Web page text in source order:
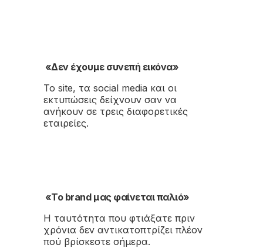
«Δεν έχουμε συνεπή εικόνα»
Το site, τα social media και οι
εκτυπώσεις δείχνουν σαν να
ανήκουν σε τρεις διαφορετικές
εταιρείες.
«Το brand μας φαίνεται παλιό»
Η ταυτότητα που φτιάξατε πριν
χρόνια δεν αντικατοπτρίζει πλέον
πού βρίσκεστε σήμερα.